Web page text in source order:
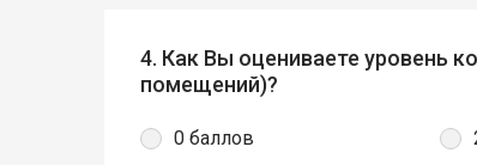
4. Как Вы оцениваете уровень
помещений)?
0 баллов